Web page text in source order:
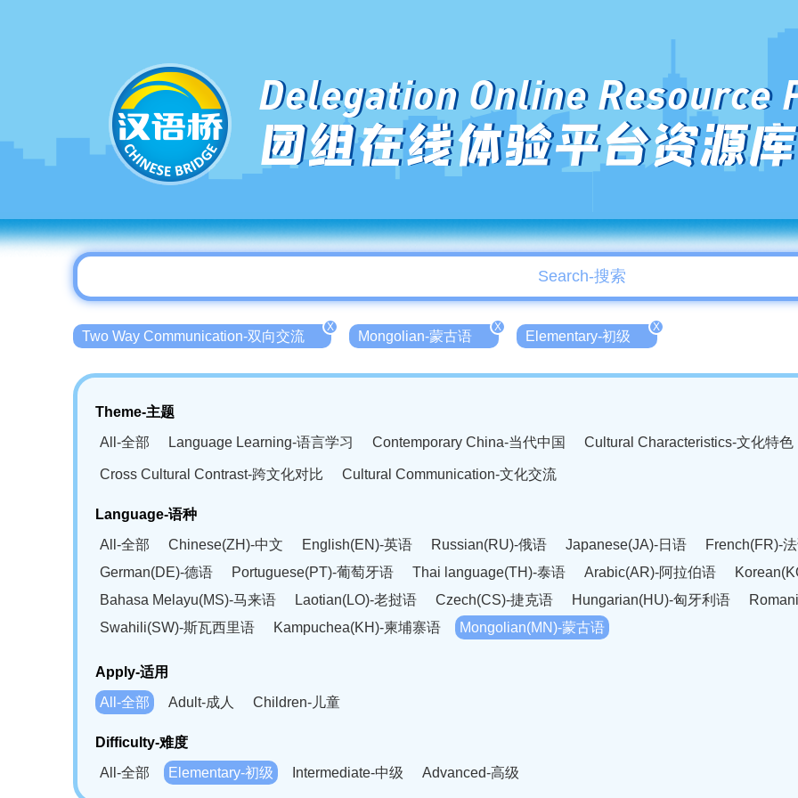
Delegation Online Resource
团组在线体验平台资源库
Two Way Communication-双向交流
X
Mongolian-蒙古语
X
Elementary-初级
X
Theme-主题
All-全部
Language Learning-语言学习 Contemporary China-当代中国 Cultural Characteristics-文化特色
Cross Cultural Contrast-跨文化对比 Cultural Communication-文化交流
Language-语种
All-全部
Chinese(ZH)-中文 English(EN)-英语 Russian(RU)-俄语 Japanese(JA)-日语
French(FR)-
German(DE)-德语
Portuguese(PT)-葡萄牙语 Thai language(TH)-泰语 Arabic(AR)-阿拉伯语
Bahasa Melayu(MS)-马来语
Laotian(LO)-老挝语 Czech(CS)-捷克语 Hungarian(HU)-匈牙利语
Swahili(SW)-斯瓦西里语
Kampuchea(KH)-柬埔寨语 Mongolian(MN)-蒙古语
Apply-适用
All-全部
Adult-成人 Children-儿童
Difficulty-难度
All-全部
Elementary-初级 Intermediate-中级 Advanced-高级